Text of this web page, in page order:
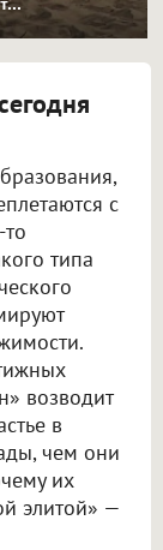
с
типа
возводит
в
чем они
их
элитой» —